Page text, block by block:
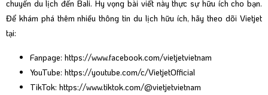
chuyến du lịch đến Bali. Hy vọng bài viết này thực sự hữu ích cho bạn.
Để khám phá thêm nhiều thông tin du lịch hữu ích, hãy theo dõi Vietjet
tại:
Fanpage: https://www.facebook.com/vietjetvietnam
YouTube: https://youtube.com/c/VietjetOfficial
TikTok: https://www.tiktok.com/@vietjetvietnam